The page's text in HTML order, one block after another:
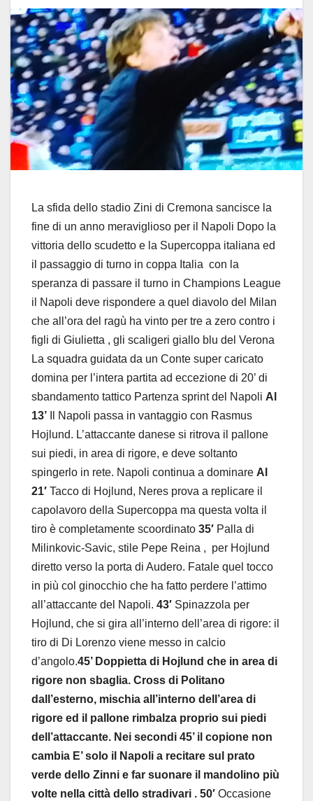
La sfida dello stadio Zini di Cremona sancisce la
fine di un anno meraviglioso per il Napoli Dopo la
vittoria dello scudetto e la Supercoppa italiana ed
il passaggio di turno in coppa Italia con la
speranza di passare il turno in Champions League
il Napoli deve rispondere a quel diavolo del Milan
che all’ora del ragù ha vinto per tre a zero contro i
figli di Giulietta , gli scaligeri giallo blu del Verona
La squadra guidata da un Conte super caricato
domina per l’intera partita ad eccezione di 20’ di
sbandamento tattico Partenza sprint del Napoli Al
13’ Il Napoli passa in vantaggio con Rasmus
Hojlund. L’attaccante danese si ritrova il pallone
sui piedi, in area di rigore, e deve soltanto
spingerlo in rete. Napoli continua a dominare Al
21′ Tacco di Hojlund, Neres prova a replicare il
capolavoro della Supercoppa ma questa volta il
tiro è completamente scoordinato 35′ Palla di
Milinkovic-Savic, stile Pepe Reina , per Hojlund
diretto verso la porta di Audero. Fatale quel tocco
in più col ginocchio che ha fatto perdere l’attimo
all’attaccante del Napoli. 43′ Spinazzola per
Hojlund, che si gira all’interno dell’area di rigore: il
tiro di Di Lorenzo viene messo in calcio
d’angolo.45’ Doppietta di Hojlund che in area di
rigore non sbaglia. Cross di Politano
dall’esterno, mischia all’interno dell’area di
rigore ed il pallone rimbalza proprio sui piedi
dell’attaccante. Nei secondi 45’ il copione non
cambia E’ solo il Napoli a recitare sul prato
verde dello Zinni e far suonare il mandolino più
volte nella città dello stradivari . 50′ Occasione